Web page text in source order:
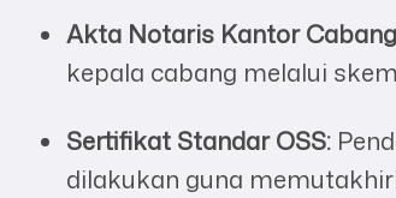
Akta Notaris Kantor
kepala cabang melalui
Sertifikat Standar OSS:
dilakukan guna